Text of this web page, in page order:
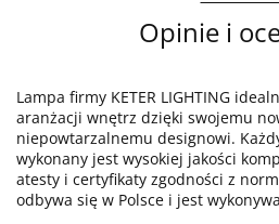
Opinie i
Lampa firmy KETER LIGHTING
aranżacji wnętrz dzięki swojemu
niepowtarzalnemu designowi.
wykonany jest wysokiej jakości
atesty i certyfikaty zgodności z
odbywa się w Polsce i jest